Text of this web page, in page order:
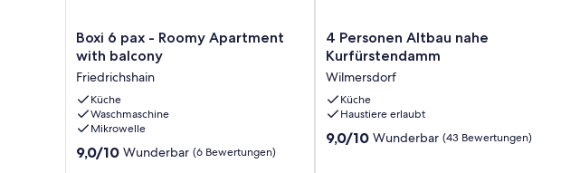
Boxi
6
-
Roomy
Apartment
with
balcony
Boxi 6 pax - Roomy Apartment
with balcony
Friedrichshain
Küche
Waschmaschine
Mikrowelle
9.0
9,0/10 Wunderbar (6 Bewertungen)
4
Personen
nahe
Kurfürstendamm
Wilmersdorf
4 Personen Altbau nahe
Kurfürstendamm
Wilmersdorf
Küche
Haustiere erlaubt
9.0
9,0/10 Wunderbar (43 Bewertungen)